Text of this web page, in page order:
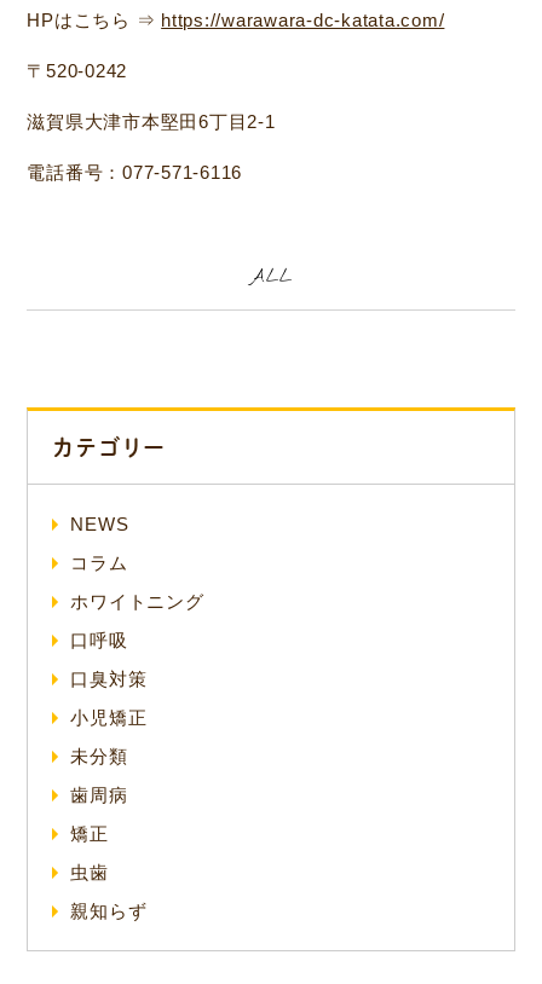
HPはこちら ⇒ https://warawara-dc-katata.com/
〒520-0242
滋賀県大津市本堅田6丁目2-1
電話番号：077-571-6116
ALL
カテゴリー
NEWS
コラム
ホワイトニング
口呼吸
口臭対策
小児矯正
未分類
歯周病
矯正
虫歯
親知らず